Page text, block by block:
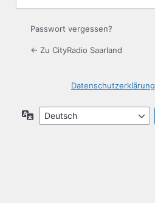
Passwort vergessen?
← Zu CityRadio Saarland
Datenschutzerklärung
Sprache